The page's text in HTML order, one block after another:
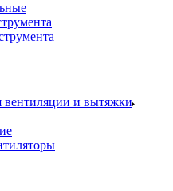
и вытяжки